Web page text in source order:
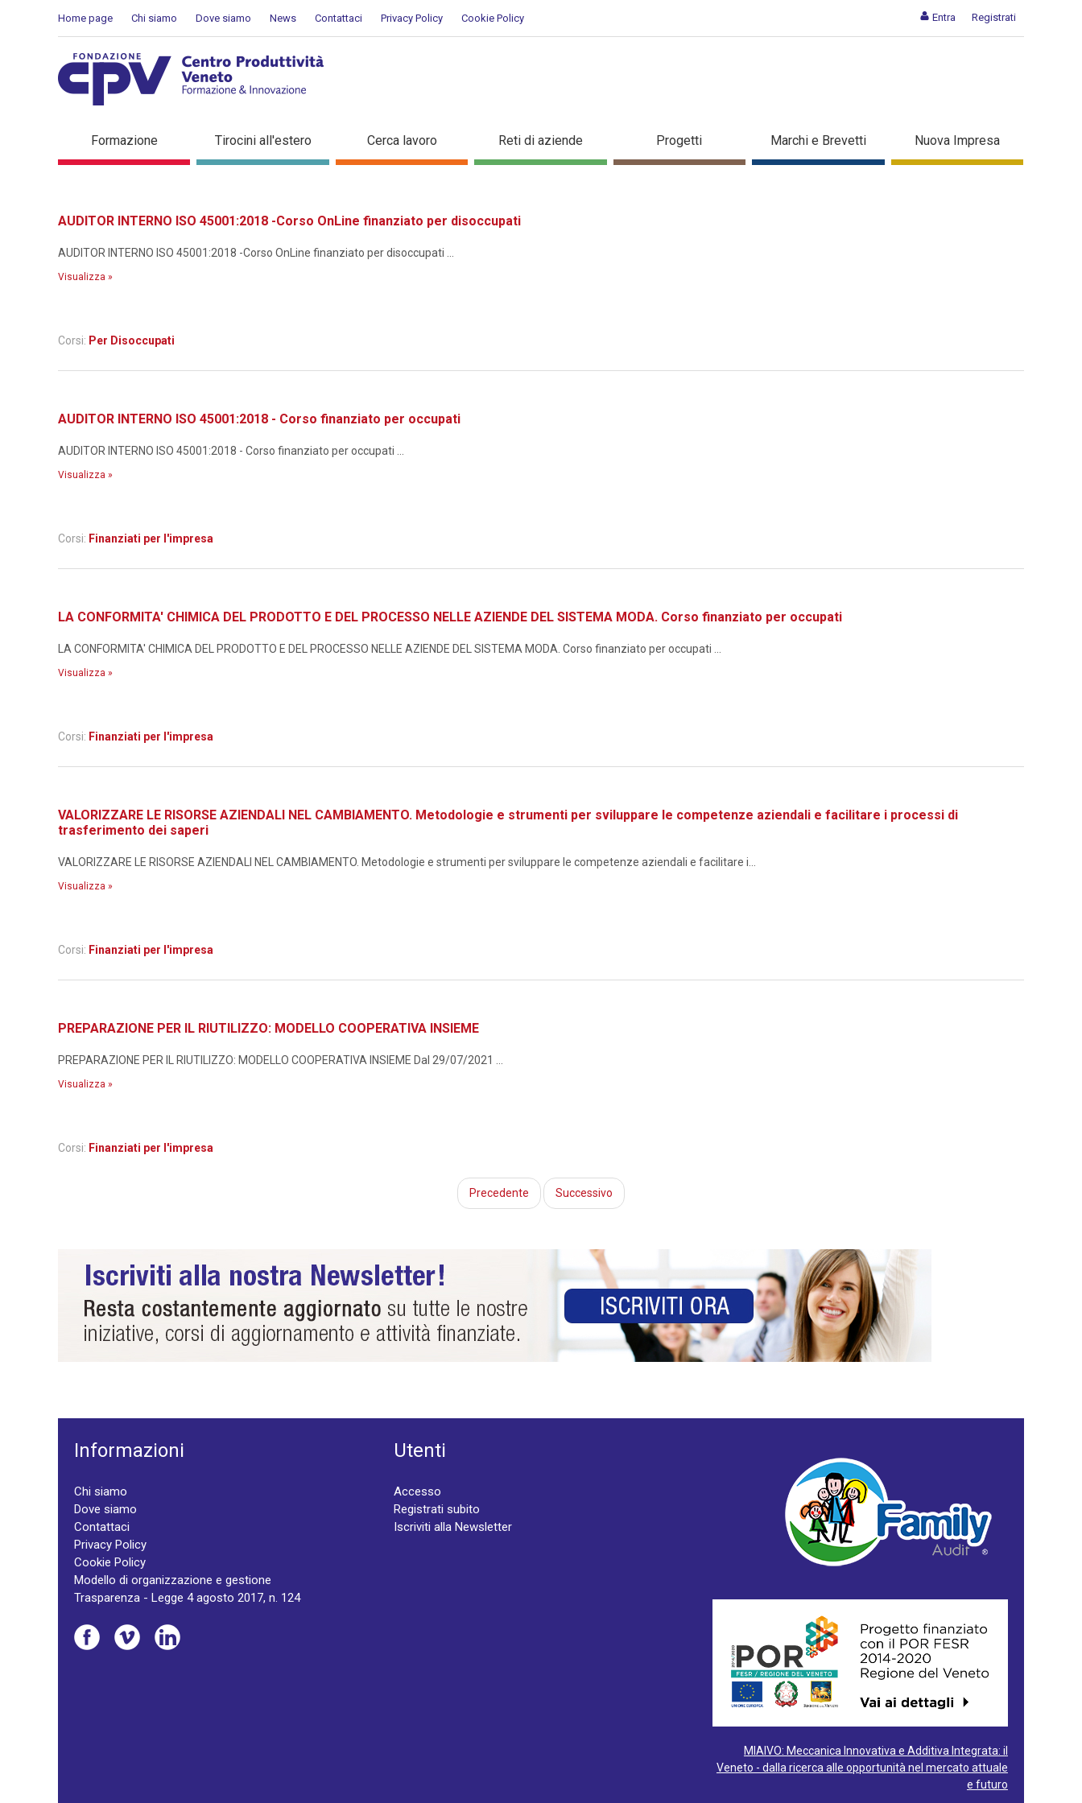
Entra Registrati
Home page Chi siamo Dove siamo News Contattaci Privacy Policy Cookie Policy
Dettaglio corso di formazione
Formazione Tirocini all'estero Cerca lavoro Reti di aziende Progetti Marchi e Brevetti Nuova Impresa
AUDITOR INTERNO ISO 45001:2018 -Corso OnLine finanziato per disoccupati
AUDITOR INTERNO ISO 45001:2018 -Corso OnLine finanziato per disoccupati ...
Visualizza »
Corsi: Per Disoccupati
AUDITOR INTERNO ISO 45001:2018 - Corso finanziato per occupati
AUDITOR INTERNO ISO 45001:2018 - Corso finanziato per occupati ...
Visualizza »
Corsi: Finanziati per l'impresa
LA CONFORMITA' CHIMICA DEL PRODOTTO E DEL PROCESSO NELLE AZIENDE DEL SISTEMA MODA. Corso finanziato per occupati
LA CONFORMITA' CHIMICA DEL PRODOTTO E DEL PROCESSO NELLE AZIENDE DEL SISTEMA MODA. Corso finanziato per occupati ...
Visualizza »
Corsi: Finanziati per l'impresa
VALORIZZARE LE RISORSE AZIENDALI NEL CAMBIAMENTO. Metodologie e strumenti per sviluppare le competenze aziendali e facilitare i processi di
trasferimento dei saperi
VALORIZZARE LE RISORSE AZIENDALI NEL CAMBIAMENTO. Metodologie e strumenti per sviluppare le competenze aziendali e facilitare i...
Visualizza »
Corsi: Finanziati per l'impresa
PREPARAZIONE PER IL RIUTILIZZO: MODELLO COOPERATIVA INSIEME
PREPARAZIONE PER IL RIUTILIZZO: MODELLO COOPERATIVA INSIEME Dal 29/07/2021 ...
Visualizza »
Corsi: Finanziati per l'impresa
Precedente Successivo
Informazioni
Chi siamo
Dove siamo
Contattaci
Privacy Policy
Cookie Policy
Modello di organizzazione e gestione
Trasparenza - Legge 4 agosto 2017, n. 124
Utenti
Accesso
Registrati subito
Iscriviti alla Newsletter
MIAIVO: Meccanica Innovativa e Additiva Integrata: il
Veneto - dalla ricerca alle opportunità nel mercato attuale
e futuro